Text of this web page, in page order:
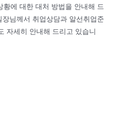
에 대한 대처 방법을 안내해 드
님께서 취업상담과 알선취업준
자세히 안내해 드리고 있습니